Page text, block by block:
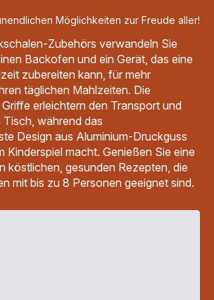
Möglichkeiten zur Freude aller!
Zubehörs verwandeln Sie
Backofen und ein Gerät, das eine
zubereiten kann, für mehr
täglichen Mahlzeiten. Die
erleichtern den Transport und
während das
Design aus Aluminium-Druckguss
Kinderspiel macht. Genießen Sie eine
köstlichen, gesunden Rezepten, die
mit bis zu 8 Personen geeignet sind.